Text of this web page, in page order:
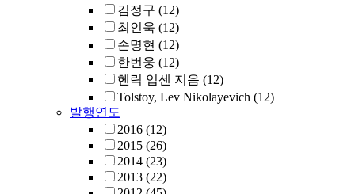
김정구 (12)
최인욱 (12)
손명현 (12)
한번웅 (12)
헨릭 입센 지음 (12)
Tolstoy, Lev Nikolayevich (12)
발행연도
2016 (12)
2015 (26)
2014 (23)
2013 (22)